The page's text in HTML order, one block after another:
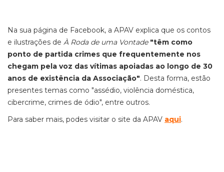
Na sua página de Facebook, a APAV explica que os contos
e ilustrações de À Roda de uma Vontade "têm como
ponto de partida crimes que frequentemente nos
chegam pela voz das vítimas apoiadas ao longo de 30
anos de existência da Associação". Desta forma, estão
presentes temas como "assédio, violência doméstica,
cibercrime, crimes de ódio", entre outros.
Para saber mais, podes visitar o site da APAV aqui.